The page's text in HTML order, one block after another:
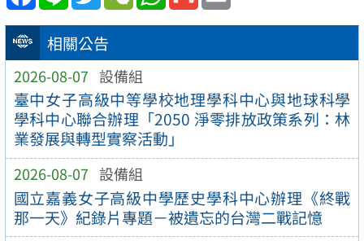
相關公告
2026-08-07 設備組
臺中女子高級中等學校地理學科中心與地球科學
學科中心聯合辦理「2050 淨零排放政策系列：林
業發展與轉型實察活動」
2026-08-07 設備組
國立嘉義女子高級中學歷史學科中心辦理《終戰
那一天》紀錄片專題－被遺忘的台灣二戰記憶